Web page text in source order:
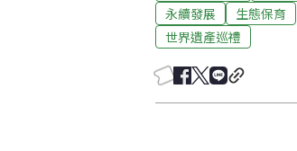
永續發展
生態保育
世界遺產巡禮